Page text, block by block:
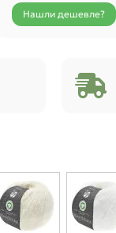
Нашли дешевле?